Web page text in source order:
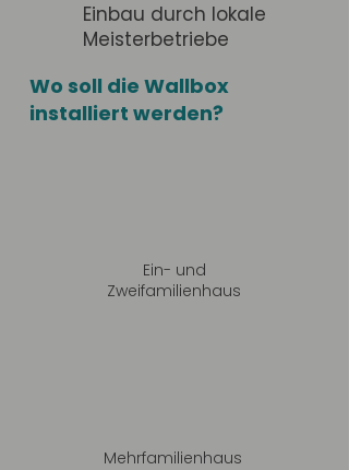
Einbau durch lokale
Meisterbetriebe
Wo soll die Wallbox
installiert werden?
Ein- und
Zweifamilienhaus
Mehrfamilienhaus